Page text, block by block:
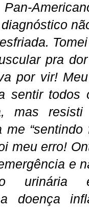
pra
por vir!
sentir todos
mas
“sentindo
meu erro!
e
urinária
doença